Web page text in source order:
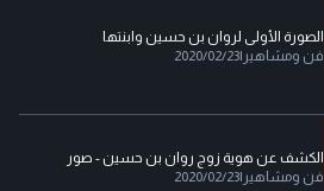
الصورة الأولى لروان بن حسين وابنتها
فن ومشاهير |
2020/02/23
الكشف عن هوية زوج روان بن حسين - صور
فن ومشاهير |
2020/02/23